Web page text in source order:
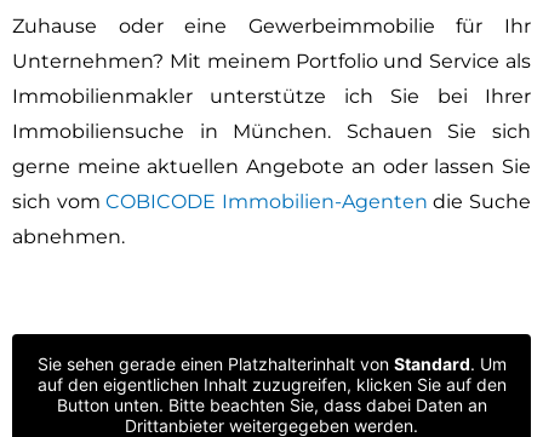
Zuhause oder eine Gewerbeimmobilie für Ihr
Unternehmen? Mit meinem Portfolio und Service als
Immobilienmakler unterstütze ich Sie bei Ihrer
Immobiliensuche in München. Schauen Sie sich
gerne meine aktuellen Angebote an oder lassen Sie
sich vomCOBICODE Immobilien-Agenten die Suche
abnehmen.
Sie sehen gerade einen Platzhalterinhalt von Standard. Um
auf den eigentlichen Inhalt zuzugreifen, klicken Sie auf den
Button unten. Bitte beachten Sie, dass dabei Daten an
Drittanbieter weitergegeben werden.